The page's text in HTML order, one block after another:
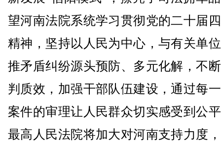
望河南法院系统学习贯彻党的二十届
精神，坚持以人民为中心，与有关单
推矛盾纠纷源头预防、多元化解，不
判质效，加强干部队伍建设，通过每
案件的审理让人民群众切实感受到公
最高人民法院将加大对河南支持力度